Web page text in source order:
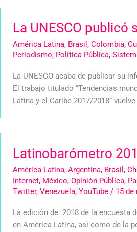
La UNESCO
América Latina, Brasil , Colombia,
Periodismo, Política Pública,
La UNESCO acaba de publicar su
El trabajo titulado “Tendencias
Latina y el Caribe 2017/2018”
Latinobarómetro
América Latina, Argentina, Brasil ,
Internet, México, Opinión Pública,
Twitter, Venezuela, YouTube/ 15 de
La edición de 2018 de la encuesta
en América Latina, así como de la